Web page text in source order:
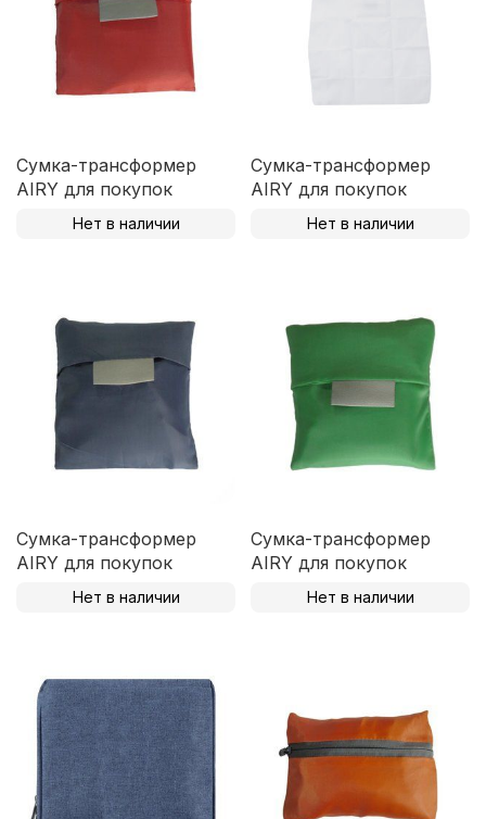
Сумка-трансформер
AIRY для покупок
Нет в наличии
Сумка-трансформер
AIRY для покупок
Нет в наличии
Сумка-трансформер
AIRY для покупок
Нет в наличии
Сумка-трансформер
AIRY для покупок
Нет в наличии